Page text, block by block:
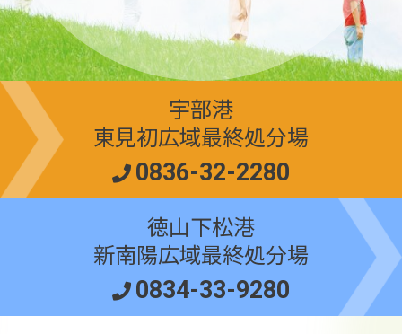
宇部港
東見初広域最終処分場
0836-32-2280
徳山下松港
新南陽広域最終処分場
0834-33-9280